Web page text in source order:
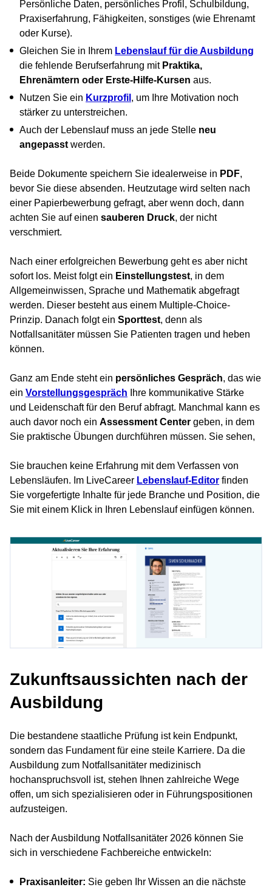
Persönliche Daten, persönliches Profil, Schulbildung,
Praxiserfahrung, Fähigkeiten, sonstiges (wie Ehrenamt
oder Kurse).
Gleichen Sie in Ihrem Lebenslauf für die Ausbildung
die fehlende Berufserfahrung mit Praktika,
Ehrenämtern oder Erste-Hilfe-Kursen aus.
Nutzen Sie ein Kurzprofil , um Ihre Motivation noch
stärker zu unterstreichen.
Auch der Lebenslauf muss an jede Stelle neu
angepasst werden.
Beide Dokumente speichern Sie idealerweise in PDF,
bevor Sie diese absenden. Heutzutage wird selten nach
einer Papierbewerbung gefragt, aber wenn doch, dann
achten Sie auf einen sauberen Druck, der nicht
verschmiert.
Nach einer erfolgreichen Bewerbung geht es aber nicht
sofort los. Meist folgt ein Einstellungstest, in dem
Allgemeinwissen, Sprache und Mathematik abgefragt
werden. Dieser besteht aus einem Multiple-Choice-
Prinzip. Danach folgt ein Sporttest, denn als
Notfallsanitäter müssen Sie Patienten tragen und heben
können.
Ganz am Ende steht ein persönliches Gespräch, das wie
ein Vorstellungsgespräch Ihre kommunikative Stärke
und Leidenschaft für den Beruf abfragt. Manchmal kann es
auch davor noch ein Assessment Center geben, in dem
Sie praktische Übungen durchführen müssen. Sie sehen,
Sie brauchen keine Erfahrung mit dem Verfassen von
Lebensläufen. Im LiveCareer Lebenslauf-Editor finden
Sie vorgefertigte Inhalte für jede Branche und Position, die
Sie mit einem Klick in Ihren Lebenslauf einfügen können.
Zukunftsaussichten nach der
Ausbildung
Die bestandene staatliche Prüfung ist kein Endpunkt,
sondern das Fundament für eine steile Karriere. Da die
Ausbildung zum Notfallsanitäter medizinisch
hochanspruchsvoll ist, stehen Ihnen zahlreiche Wege
offen, um sich spezialisieren oder in Führungspositionen
aufzusteigen.
Nach der Ausbildung Notfallsanitäter 2026 können Sie
sich in verschiedene Fachbereiche entwickeln:
Praxisanleiter: Sie geben Ihr Wissen an die nächste